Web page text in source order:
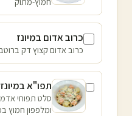
כרוב אדום במיונז
כרוב אדום קצוץ דק ברוטב
תפו"א במיונז
סלט תפוחי
ומלפפון חמוץ